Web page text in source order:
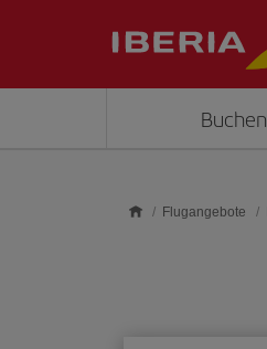
Buchen
Flugangebote